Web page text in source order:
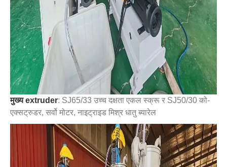
मुख्य extruder: SJ65/33 उच्च दक्षता एकल स्क्रू र SJ50/30 को-
एक्सट्रुडर, सर्वो मोटर, नाइट्राइड मिश्र धातु ब्यारेल